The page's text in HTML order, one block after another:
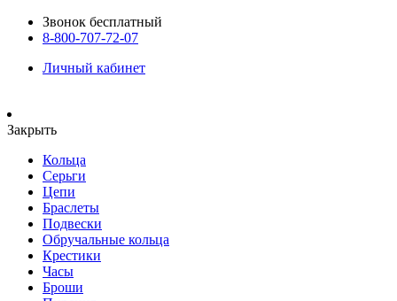
Звонок бесплатный
8-800-707-72-07
Личный кабинет
Закрыть
Кольца
Серьги
Цепи
Браслеты
Подвески
Обручальные кольца
Крестики
Часы
Броши